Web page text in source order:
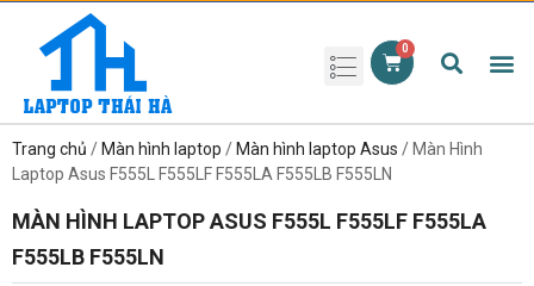
Trang chủ / Màn hình laptop / Màn hình laptop Asus / Màn Hình
Laptop Asus F555L F555LF F555LA F555LB F555LN
MÀN HÌNH LAPTOP ASUS F555L F555LF F555LA
F555LB F555LN